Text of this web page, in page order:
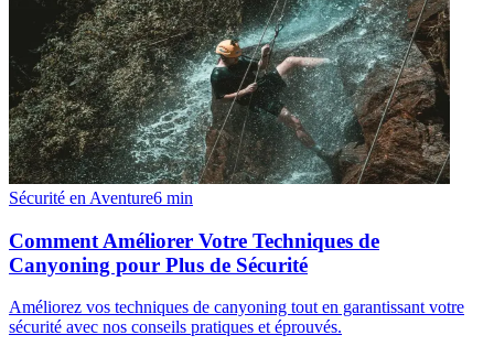
Sécurité en Aventure6 min
Comment Améliorer Votre Techniques de
Canyoning pour Plus de Sécurité
Améliorez vos techniques de canyoning tout en garantissant votre
sécurité avec nos conseils pratiques et éprouvés.